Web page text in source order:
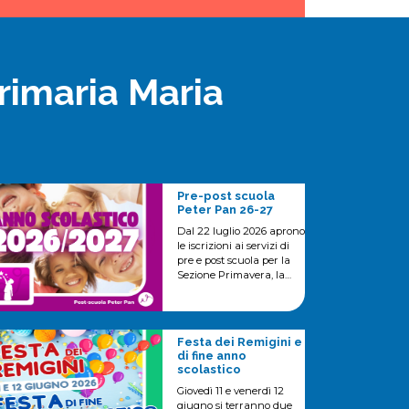
Maria
Pre-post scuola
Peter Pan 26-27
Dal 22 luglio 2026 aprono
le iscrizioni ai servizi di
pre e post scuola per la
Sezione Primavera, la
Immacolata.
Festa dei Remigini e
di fine anno
scolastico
Giovedì 11 e venerdì 12
giugno si terranno due